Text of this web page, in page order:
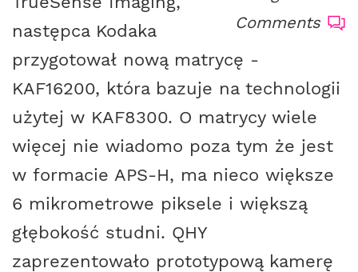
Comments
następca Kodaka
przygotował nową matrycę -
KAF16200, która bazuje na technologii
użytej w KAF8300. O matrycy wiele
więcej nie wiadomo poza tym że jest
w formacie APS-H, ma nieco większe
6 mikrometrowe piksele i większą
głębokość studni. QHY
zaprezentowało prototypową kamerę